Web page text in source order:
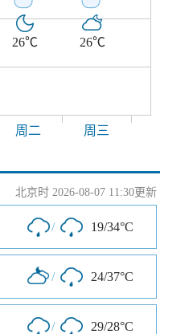
26℃ 26℃
周二 周三
北京时 2026-08-07 11:30更新
/ 19/34°C
/ 24/37°C
/ 29/28°C